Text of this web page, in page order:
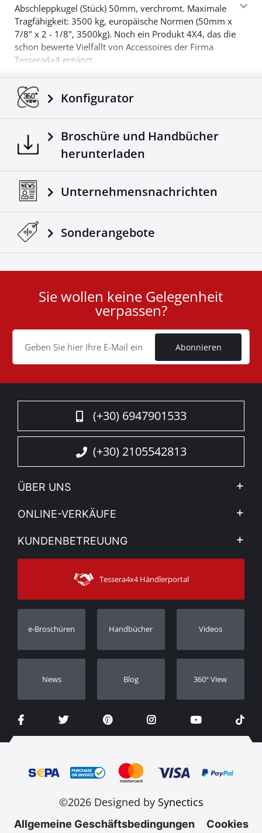
Abschleppkugel (Stück) 50mm, verchromt. Maximale
Tragfähigkeit: 3500 kg, europäische Normen (50mm x
7/8" x 2 - 1/8", 3500kg). Noch ein Produkt 4X4, das die
schon bewerte Vielfallt von Accessoires der Firma
Tessera4x4 ergänzt.
Konfigurator
Broschüre und Handbücher
herunterladen
Unternehmensnachrichten
Sonderangebote
Cookie
Sie wollen keine Gelegenheit
verpassen?
Abonnieren
(+30) 6947901533
(+30) 2105542813
ÜBER UNS
Firma
Sehen Sie unsere Nachrichten
Sitemap
ONLINE-VERKÄUFE
Mein Konto
Versandarten
KUNDENBETREUUNG
Kontakt
Kundendienst
Bestellung verfolgen
Händler
Tessera4x4 Händlerportal
e-Broschüren Handbücher Videos
Νews Blog 360º View
©2026 Designed by Synectics
Allgemeine Geschäftsbedingungen Cookies